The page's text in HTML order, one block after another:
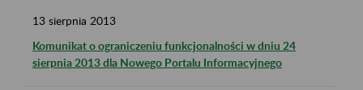
13 sierpnia 2013
Komunikat o ograniczeniu funkcjonalności w dniu 24
sierpnia 2013 dla Nowego Portalu Informacyjnego